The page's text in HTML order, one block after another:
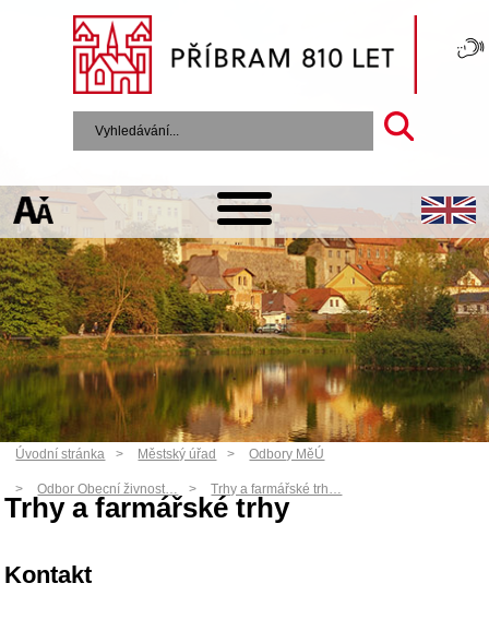
Úvodní stránka Městský úřad Odbory MěÚ
Odbor Obecní živnost… Trhy a farmářské trh…
Trhy a farmářské trhy
Kontakt